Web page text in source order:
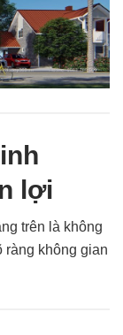
lợi
trên là không
ràng không gian